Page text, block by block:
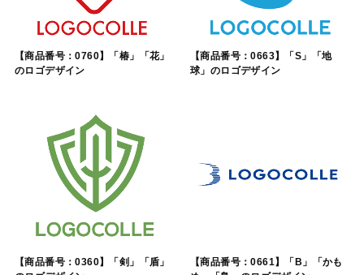
【商品番号：0760】「椿」「花」
のロゴデザイン
【商品番号：0663】「S」「地
球」のロゴデザイン
【商品番号：0360】「剣」「盾」
【商品番号：0661】「B」「かも